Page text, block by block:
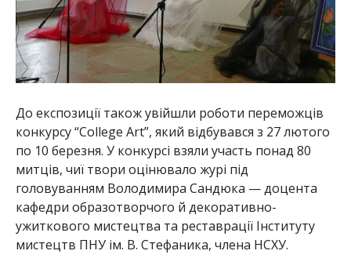
До експозиції також увійшли роботи переможців
конкурсу “College Art”, який відбувався з 27 лютого
по 10 березня. У конкурсі взяли участь понад 80
митців, чиї твори оцінювало журі під
головуванням Володимира Сандюка — доцента
кафедри образотворчого й декоративно-
ужиткового мистецтва та реставрації Інституту
мистецтв ПНУ ім. В. Стефаника, члена НСХУ.